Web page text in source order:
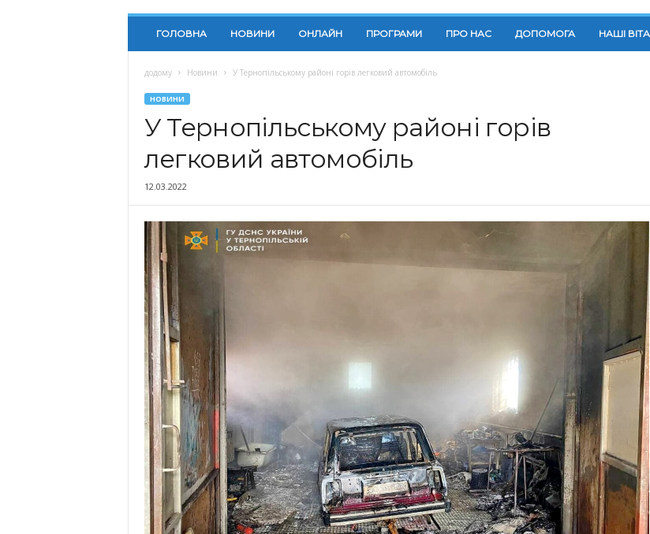
ГОЛОВНА НОВИНИ ОНЛАЙН ПРОГРАМИ ПРО НАС ДОПОМОГА НАШІ
додому Новини У Тернопільському районі горів легковий автомобіль
НОВИНИ
У Тернопільському районі горів
легковий автомобіль
12.03.2022